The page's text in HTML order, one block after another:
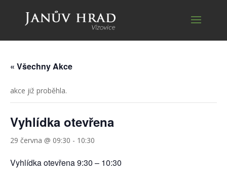
« Všechny Akce
akce již proběhla.
Vyhlídka otevřena
29 června @ 09:30 - 10:30
Vyhlídka otevřena 9:30 – 10:30